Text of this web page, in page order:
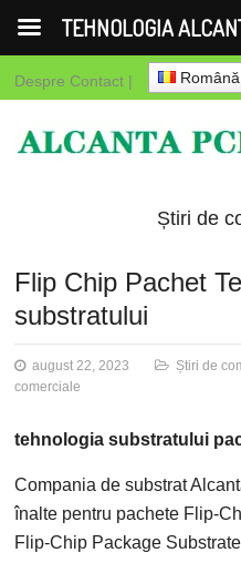
Despre Contact | Română
Știri de
Ştiri
Flip Chip Pachet
substratului
august 22, 2023 Știri de
comerciale
tehnologia substratului
Compania de substrat
înalte pentru pachete Flip-
Flip-Chip Package
TEHNOLOGIA